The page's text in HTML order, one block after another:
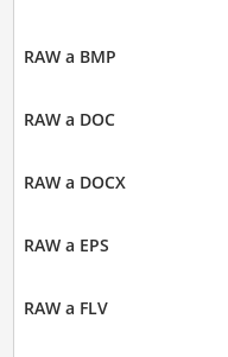
RAW a BMP
RAW a DOC
RAW a DOCX
RAW a EPS
RAW a FLV